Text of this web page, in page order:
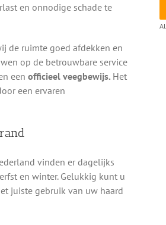
en onnodige schade te
de ruimte goed afdekken en
op de betrouwbare service
een officieel veegbewijs. Het
een ervaren
vinden er dagelijks
en winter. Gelukkig kunt u
juiste gebruik van uw haard